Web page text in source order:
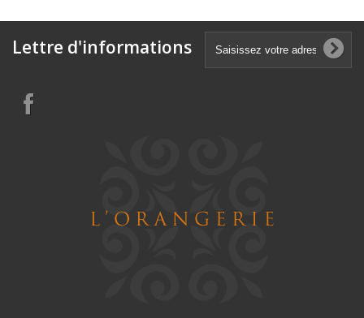
Lettre d'informations